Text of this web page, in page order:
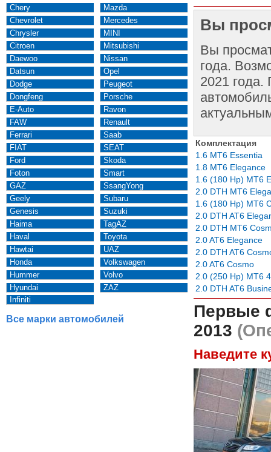
Chery
Chevrolet
Chrysler
Citroen
Daewoo
Datsun
Dodge
Dongfeng
E-Auto
FAW
Ferrari
FIAT
Ford
Foton
GAZ
Geely
Genesis
Haima
Haval
Hawtai
Honda
Hummer
Hyundai
Infiniti
Mazda
Mercedes
MINI
Mitsubishi
Nissan
Opel
Peugeot
Porsche
Ravon
Renault
Saab
SEAT
Skoda
Smart
SsangYong
Subaru
Suzuki
TagAZ
Toyota
UAZ
Volkswagen
Volvo
ZAZ
Все марки автомобилей
Вы
Вы
года.
2021 года.
Комплектация
1.6 MT6 Essentia
1.8 MT6 Elegance
1.6 (180 Hp) MT6
2.0 DTH MT6
1.6 (180 Hp) MT6
2.0 DTH AT6
2.0 DTH MT6
2.0 AT6 Elegance
2.0 DTH AT6
2.0 AT6 Cosmo
2.0 (250 Hp) MT6
2.0 DTH AT6
Первые
2013
Наведите